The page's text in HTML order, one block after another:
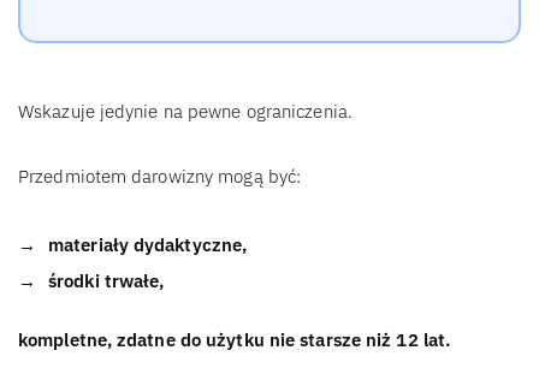
Wskazuje jedynie na pewne ograniczenia.
Przedmiotem darowizny mogą być:
materiały dydaktyczne,
środki trwałe,
kompletne, zdatne do użytku nie starsze niż 12 lat.